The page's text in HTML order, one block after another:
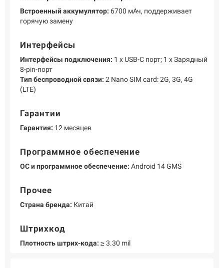
Встроенный аккумулятор: 6700 мАч, поддерживает
горячую замену
Интерфейсы
Интерфейсы подключения: 1 х USB-С порт; 1 х Зарядный
8-pin-порт
Тип беспроводной связи: 2 Nano SIM card: 2G, 3G, 4G
(LTE)
Гарантии
Гарантия: 12 месяцев
Программное обеспечение
ОС и программное обеспечение: Android 14 GMS
Прочее
Страна бренда: Китай
Штрихкод
Плотность штрих-кода: ≥ 3.30 mil